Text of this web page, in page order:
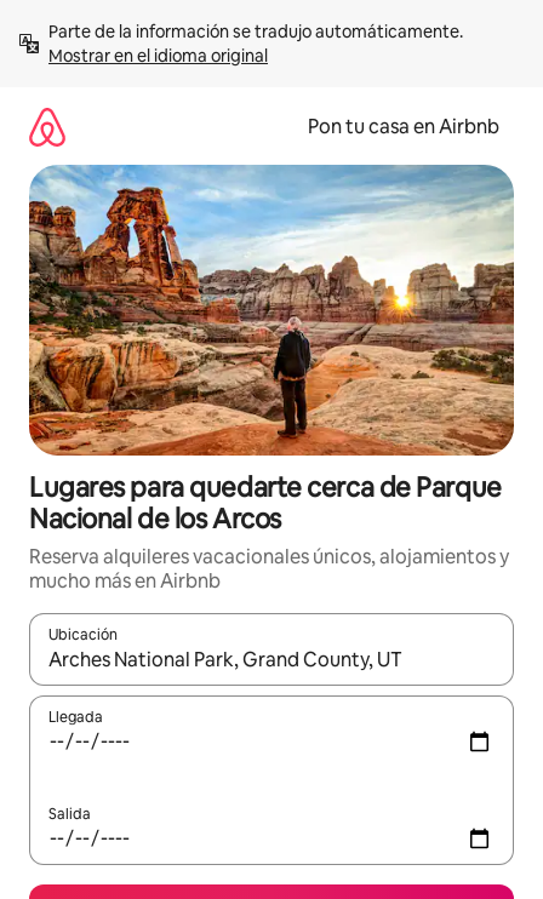
contenidoMostrar en el idioma original
Pon tu casa en Airbnb
Lugares para quedarte cerca de Parque
Nacional de los Arcos
Reserva alquileres vacacionales únicos, alojamientos y
mucho más en Airbnb
Ubicación
Cuando los resultados estén disponibles, navega con las
Llegada
Salida